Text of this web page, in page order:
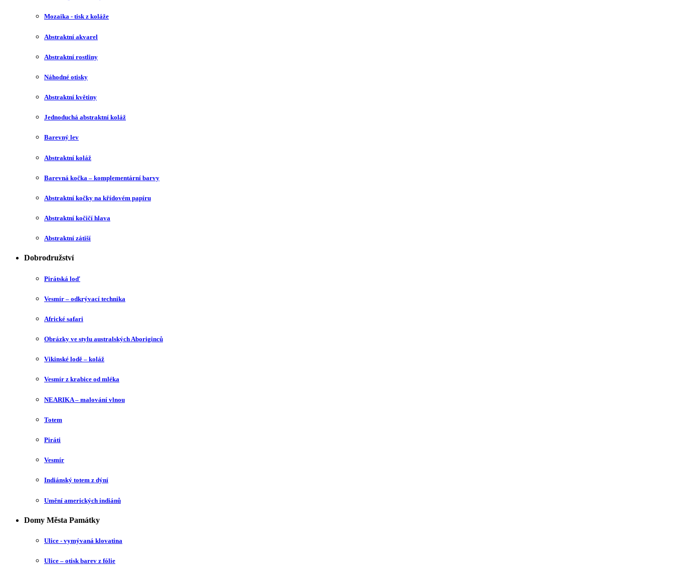
Mozaika - tisk z koláže
Abstraktní akvarel
Abstraktní rostliny
Náhodné otisky
Abstraktní květiny
Jednoduchá abstraktní koláž
Barevný lev
Abstraktní koláž
Barevná kočka – komplementární barvy
Abstraktní kočky na křídovém papíru
Abstraktní kočičí hlava
Abstraktní zátiší
Dobrodružství
Pirátská loď
Vesmír – odkrývací technika
Africké safari
Obrázky ve stylu australských Aboriginců
Vikinské lodě – koláž
Vesmír z krabice od mléka
NEARIKA – malování vlnou
Totem
Piráti
Vesmír
Indiánský totem z dýní
Umění amerických indiánů
Domy Města Památky
Ulice - vymývaná klovatina
Ulice – otisk barev z fólie